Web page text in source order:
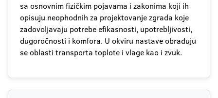
sa osnovnim fizičkim pojavama i zakonima koji ih
opisuju neophodnih za projektovanje zgrada koje
zadovoljavaju potrebe efikasnosti, upotrebljivosti,
dugoročnosti i komfora. U okviru nastave obrađuju
se oblasti transporta toplote i vlage kao i zvuk.